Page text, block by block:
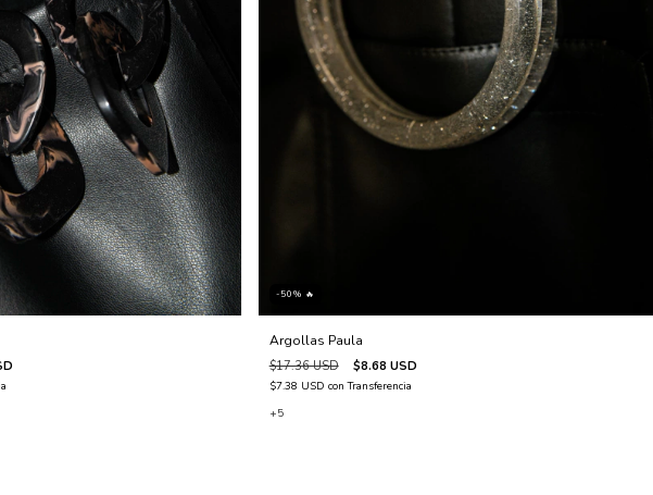
-50% 🔥
Argollas Paula
$17.36 USD $8.68 USD
$7.38 USD con Transferencia
+5